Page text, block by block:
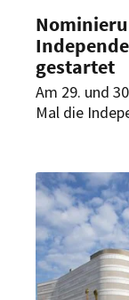
gestartet
Am 29. und
Mal die
abgegeben